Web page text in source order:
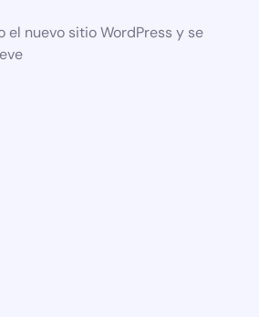
el nuevo sitio WordPress y se